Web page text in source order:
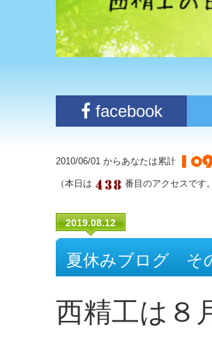
facebook
2010/06/01 からあなたは累計
（本日は 番目のアクセスで
2019.08.12
夏休みブログ そ
西精工は８